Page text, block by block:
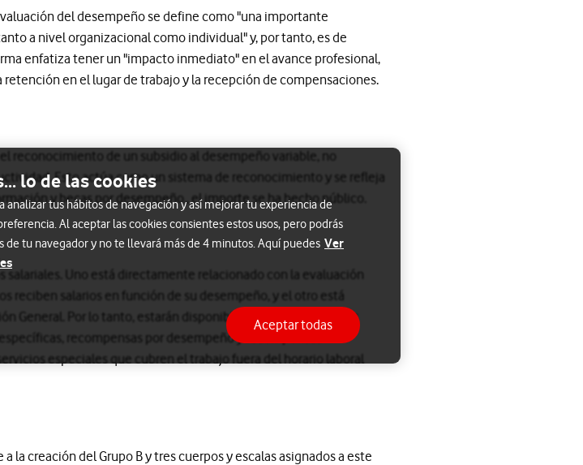
del desempeño se define como "una importante
a nivel organizacional como individual" y, por tanto, es de
enfatiza tener un "impacto inmediato" en el avance profesional,
en el lugar de trabajo y la recepción de compensaciones.
reconocimiento de un subsidio al desempeño variable, no
Esto actúa como un sistema de reconocimiento y se refleja
y becas por desempeño., el importe se ha hecho público.
salariales. Uno está directamente relacionado con la evaluación
salarios en función de su desempeño, y el otro está
General. Por lo tanto, estarán disponibles cinco recompensas
recompensas por desempeño y recompensas
especiales que cubren el trabajo fuera del horario laboral
la creación del Grupo B y tres cuerpos y escalas asignados a este
lo de las cookies
tus hábitos de navegación y así mejorar tu experiencia de
Al aceptar las cookies consientes estos usos, pero podrás
tu navegador y no te llevará más de 4 minutos. Aquí puedes Ver
Aceptar todas